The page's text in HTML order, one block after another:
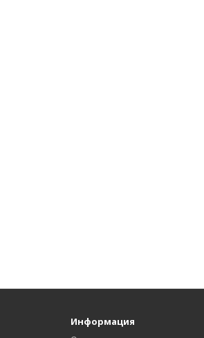
Информация